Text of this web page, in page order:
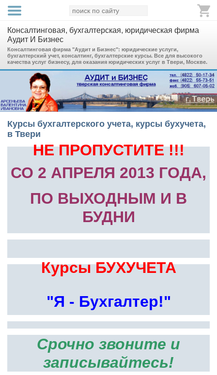
Консалтинговая, бухгалтерская, юридическая фирма
Аудит И Бизнес
Консалтинговая фирма "Аудит и Бизнес": юридические услуги,
бухгалтерский учет, консалтинг, бухгалтерские курсы. Все для высокого
качества услуг бизнесу, для оказания юридических услуг в Твери, Москве.
Курсы бухгалтерского учета, курсы бухучета,
в Твери
НЕ ПРОПУСТИТЕ !!!
СО 2 АПРЕЛЯ 2013 ГОДА,
ПО ВЫХОДНЫМ И В
БУДНИ
Курсы БУХУЧЕТА
"Я - Бухгалтер!"
Срочно звоните и
записывайтесь!